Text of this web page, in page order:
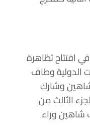
أولًا في افتتاح تظاهرة
المهرجانات الدولية وطاف
وشارك
كتابته، وهو الجزء الثالث من
شاهين وراء